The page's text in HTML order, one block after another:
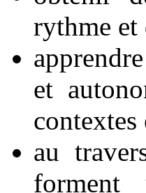
rythme et
et
au
forment